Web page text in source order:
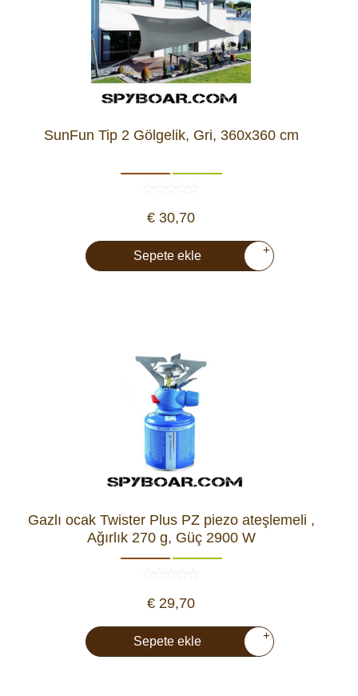
SunFun Tip 2 Gölgelik, Gri, 360x360 cm
€ 30,70
Sepete ekle +
Gazlı ocak Twister Plus PZ piezo ateşlemeli ,
Ağırlık 270 g, Güç 2900 W
€ 29,70
Sepete ekle +